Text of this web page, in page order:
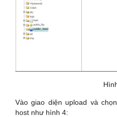
Vào giao diện upload và
host như hình 4: